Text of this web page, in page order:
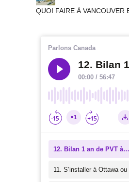
QUOI FAIRE À VANCOUVER